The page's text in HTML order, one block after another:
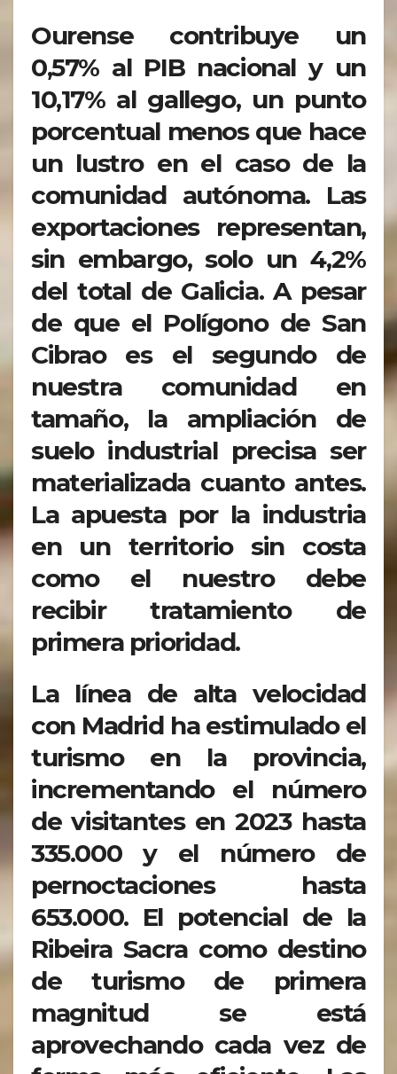
Ourense contribuye un
0,57% al PIB nacional y un
10,17% al gallego, un punto
porcentual menos que hace
un lustro en el caso de la
comunidad autónoma. Las
exportaciones representan,
sin embargo, solo un 4,2%
del total de Galicia. A pesar
de que el Polígono de San
Cibrao es el segundo de
nuestra comunidad en
tamaño, la ampliación de
suelo industrial precisa ser
materializada cuanto antes.
La apuesta por la industria
en un territorio sin costa
como el nuestro debe
recibir tratamiento de
primera prioridad.
La línea de alta velocidad
con Madrid ha estimulado el
turismo en la provincia,
incrementando el número
de visitantes en 2023 hasta
335.000 y el número de
pernoctaciones hasta
653.000. El potencial de la
Ribeira Sacra como destino
de turismo de primera
magnitud se está
aprovechando cada vez de